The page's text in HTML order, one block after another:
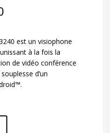
est un visiophone
à la fois la
de vidéo conférence
d’un